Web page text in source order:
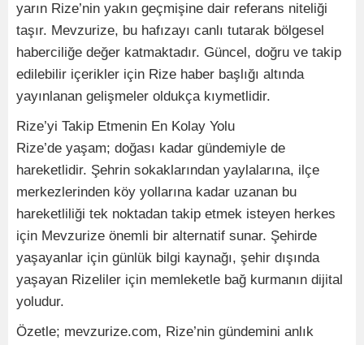
yarın Rize’nin yakın geçmişine dair referans niteliği
taşır. Mevzurize, bu hafızayı canlı tutarak bölgesel
haberciliğe değer katmaktadır. Güncel, doğru ve takip
edilebilir içerikler için Rize haber başlığı altında
yayınlanan gelişmeler oldukça kıymetlidir.
Rize’yi Takip Etmenin En Kolay Yolu
Rize’de yaşam; doğası kadar gündemiyle de
hareketlidir. Şehrin sokaklarından yaylalarına, ilçe
merkezlerinden köy yollarına kadar uzanan bu
hareketliliği tek noktadan takip etmek isteyen herkes
için Mevzurize önemli bir alternatif sunar. Şehirde
yaşayanlar için günlük bilgi kaynağı, şehir dışında
yaşayan Rizeliler için memleketle bağ kurmanın dijital
yoludur.
Özetle; mevzurize.com, Rize’nin gündemini anlık